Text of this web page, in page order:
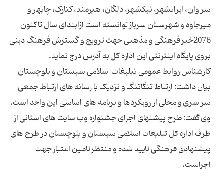
سراوان، ایرانشهر، نیکشهر، دلگان، هیرمند، کنارک، چابهار و
میرجاوه و شهرستان سرباز توانسته است ازابتدای سال تاکنون
2076خبر فرهنگی و مذهبی جهت ترویج و گسترش فرهنگ دینی
کارشناس روابط عمومی تبلیغات اسلامی سیستان و بلوچستان
بیان داشت: ارتباط تنگاتنگ و نزدیک با رسانه های ارتباط جمعی
وی گفت: طرح پیشنهای اجرای جشنواره وب سایت های استانی از
طرف اداره کل تبلیغات اسلامی سیستان و بلوچستان در طرح های
پیشنهادی فرهنگی تایید شده و منتظر تامین اعتبار جهت